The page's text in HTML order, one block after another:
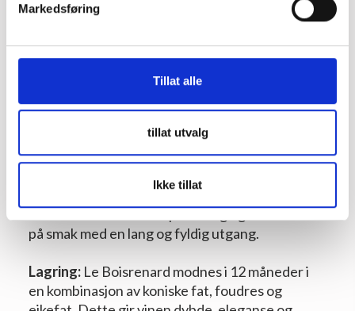
Markedsføring
Tillat alle
tillat utvalg
Ikke tillat
Mourvèdre 3%
Syrah 2%
Småvilt
En vin med stor konsentrasjon,
finesse og lagringspotensial, ideell for kjennere
av Châteauneuf-du-Pape. Saftig og mørk frukt
på smak med en lang og fyldig utgang.
Lagring: Le Boisrenard modnes i 12 måneder i
en kombinasjon av koniske fat, foudres og